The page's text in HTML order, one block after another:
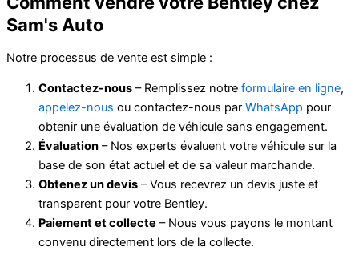
Sam's Auto
Notre processus de vente est simple :
Contactez-nous – Remplissez notre formulaire en ligne,
appelez-nous ou contactez-nous par WhatsApp pour
obtenir une évaluation de véhicule sans engagement.
Évaluation – Nos experts évaluent votre véhicule sur la
base de son état actuel et de sa valeur marchande.
Obtenez un devis – Vous recevrez un devis juste et
transparent pour votre Bentley.
Paiement et collecte – Nous vous payons le montant
convenu directement lors de la collecte.